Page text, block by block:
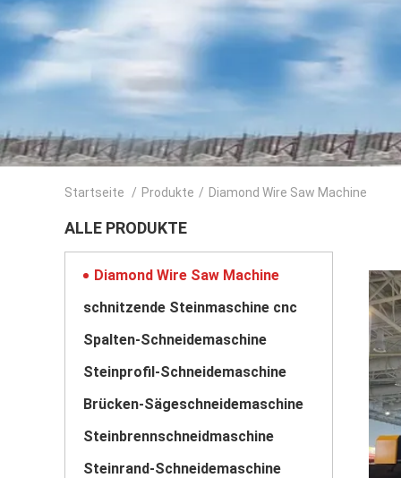
Startseite / Produkte / Diamond Wire Saw Machine
ALLE PRODUKTE
Diamond Wire Saw Machine
schnitzende Steinmaschine cnc
Spalten-Schneidemaschine
Steinprofil-Schneidemaschine
Brücken-Sägeschneidemaschine
Steinbrennschneidmaschine
Steinrand-Schneidemaschine